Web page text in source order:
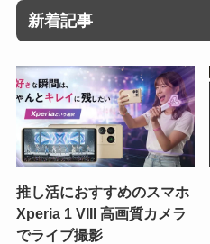
新着記事
推し活におすすめのスマホ
Xperia 1 VIII 高画質カメラ
でライブ撮影